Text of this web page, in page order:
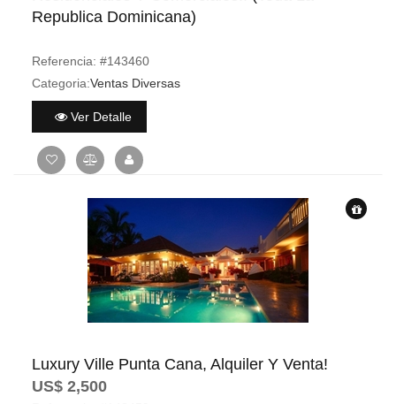
Republica Dominicana)
Referencia: #143460
Categoria:Ventas Diversas
Ver Detalle
Luxury Ville Punta Cana, Alquiler Y Venta!
US$ 2,500